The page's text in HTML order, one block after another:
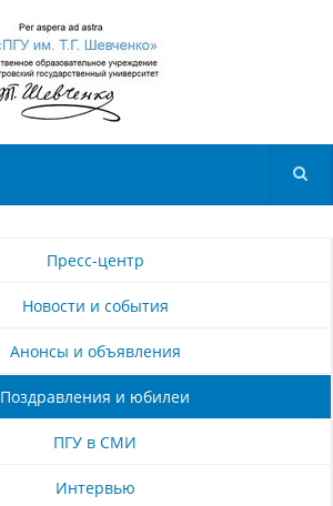
Пресс-центр
Новости и события
Анонсы и объявления
Поздравления и юбилеи
ПГУ в СМИ
Интервью